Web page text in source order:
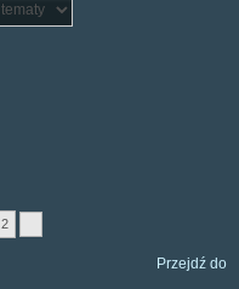
2
Przejdź do